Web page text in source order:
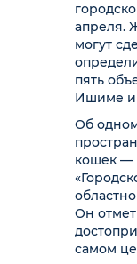
апреля.
могут
пять
Ишиме и
Об
кошек —
Он
самом